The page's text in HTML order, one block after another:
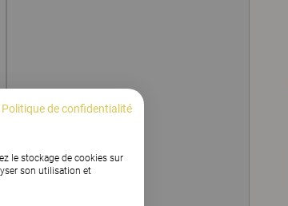
Politique de confidentialité
le stockage de cookies sur
son utilisation et